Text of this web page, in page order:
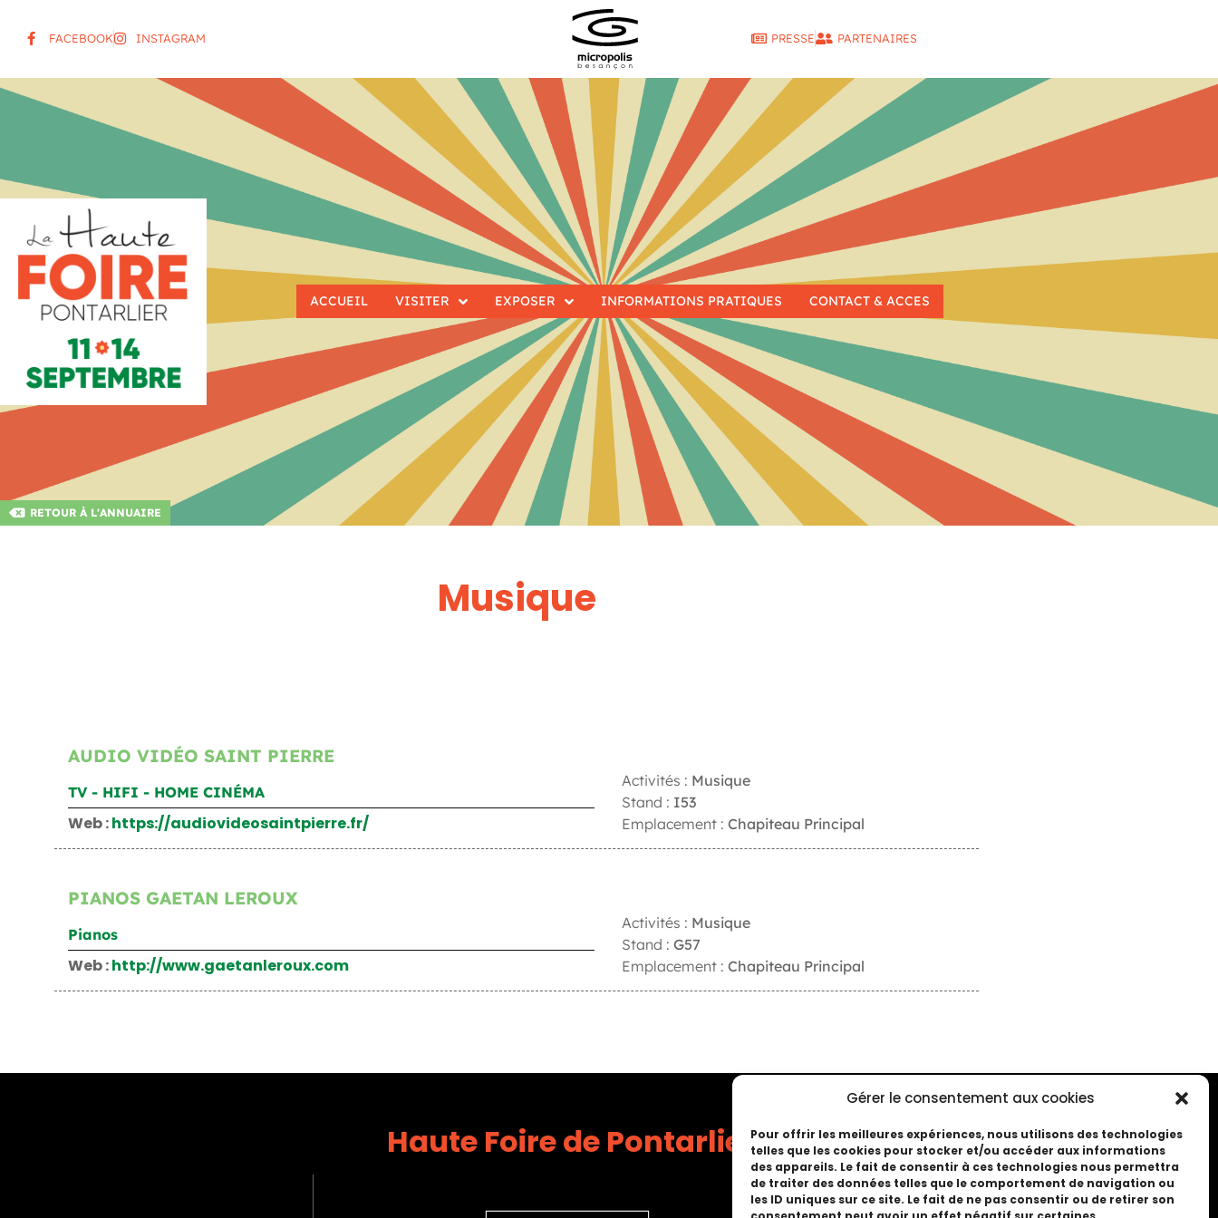
Gérer le consentement aux cookies
Pour offrir les meilleures expériences, nous utilisons des technologies
telles que les cookies pour stocker et/ou accéder aux informations
des appareils. Le fait de consentir à ces technologies nous permettra
de traiter des données telles que le comportement de navigation ou
les ID uniques sur ce site. Le fait de ne pas consentir ou de retirer son
FACEBOOK INSTAGRAM PRESSE PARTENAIRES
ACCUEIL VISITER EXPOSER INFORMATIONS PRATIQUES CONTACT & ACCES
RETOUR À L'ANNUAIRE
Musique
AUDIO VIDÉO SAINT PIERRE
TV - HIFI - HOME CINÉMA
Web :https://audiovideosaintpierre.fr/
Activités : Musique
Stand : I53
Emplacement :Chapiteau Principal
PIANOS GAETAN LEROUX
Pianos
Web :http://www.gaetanleroux.com
Activités : Musique
Stand :G57
Emplacement :Chapiteau Principal
Haute Foire de Pontarlier